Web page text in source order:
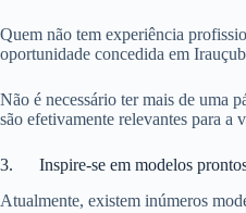
Quem não tem experiência
oportunidade concedida em
Não é necessário ter mais de uma
são efetivamente relevantes para a
3. Inspire-se em modelos
Atualmente, existem inúmeros